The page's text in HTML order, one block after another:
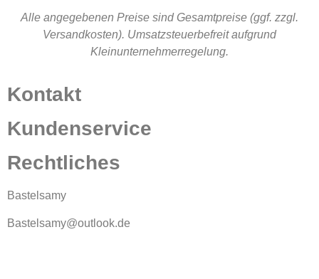
Alle angegebenen Preise sind Gesamtpreise (ggf. zzgl.
Versandkosten). Umsatzsteuerbefreit aufgrund
Kleinunternehmerregelung.
Kontakt
Kundenservice
Rechtliches
Bastelsamy
Bastelsamy@outlook.de